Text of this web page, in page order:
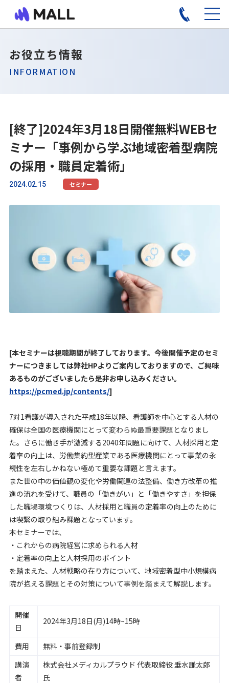
お役立ち情報
INFORMATION
[終了]2024年3月18日開催無料WEBセ
ミナー「事例から学ぶ地域密着型病院
の採用・職員定着術」
2024.02.15 セミナー
[本セミナーは視聴期間が終了しております。今後開催予定のセミ
ナーにつきましては弊社HPよりご案内しておりますので、ご興味
あるものがございましたら是非お申し込みください。
https://pcmed.jp/contents/]
7対1看護が導入された平成18年以降、看護師を中心とする人材の
確保は全国の医療機関にとって変わらぬ最重要課題となりまし
た。さらに働き手が激減する2040年問題に向けて、人材採用と定
着率の向上は、労働集約型産業である医療機関にとって事業の永
続性を左右しかねない極めて重要な課題と言えます。
また世の中の価値観の変化や労働関連の法整備、働き方改革の推
進の流れを受けて、職員の「働きがい」と「働きやすさ」を担保
した職場環境つくりは、人材採用と職員の定着率の向上のために
は喫緊の取り組み課題となっています。
本セミナーでは、
・これからの病院経営に求められる人材
・定着率の向上と人材採用のポイント
を踏まえた、人材戦略の在り方について、地域密着型中小規模病
院が抱える課題とその対策について事例を踏まえて解説します。
開催
日
2024年3月18日(月)14時~15時
費用
無料・事前登録制
講演
者
株式会社メディカルプラウド 代表取締役 垂水謙太郎
氏